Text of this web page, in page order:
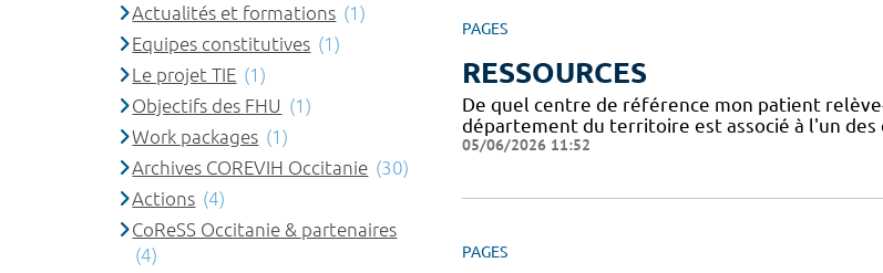
PAGES
RESSOURCES
De quel centre de référence mon patient
département du territoire est associé à l'un
05/06/2026 11:52
PAGES
Actualités et formations (1)
Equipes constitutives (1)
Le projet TIE (1)
Objectifs des FHU (1)
Work packages (1)
Archives COREVIH Occitanie (30)
Actions (4)
CoReSS Occitanie & partenaires
(4)